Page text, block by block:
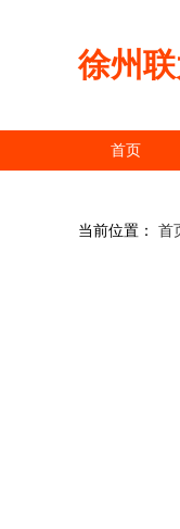
徐州
首页
当前位置： 首